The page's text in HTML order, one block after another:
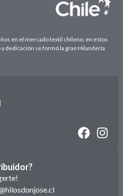
en el mercado textil chileno, en estos
dedicación se formó la gran Hilandería